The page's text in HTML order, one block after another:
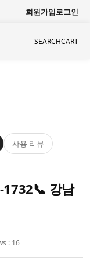
회원가입로그인
SEARCHCART
사용 리뷰
강남
: 16